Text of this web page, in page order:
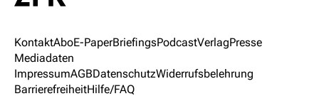
KontaktAboE-PaperBriefingsPodcastVerlagPresse
Mediadaten
ImpressumAGBDatenschutzWiderrufsbelehrung
BarrierefreiheitHilfe/FAQ